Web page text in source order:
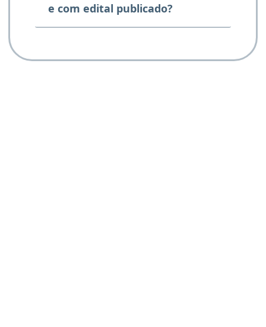
e com edital publicado?